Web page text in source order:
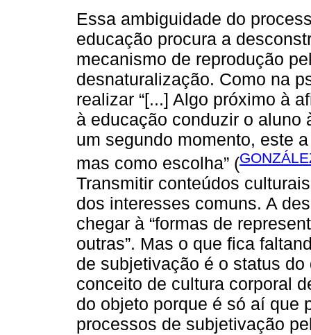
Essa ambiguidade do
educação procura a
mecanismo de reprodução
desnaturalização. Como na
realizar “[...] Algo próximo à
à educação conduzir o aluno
um segundo momento, este
mas como escolha” (
Transmitir conteúdos
dos interesses comuns. A
chegar à “formas de
outras”. Mas o que fica
de subjetivação é o status
conceito de cultura corporal
do objeto porque é só aí que
processos de subjetivação